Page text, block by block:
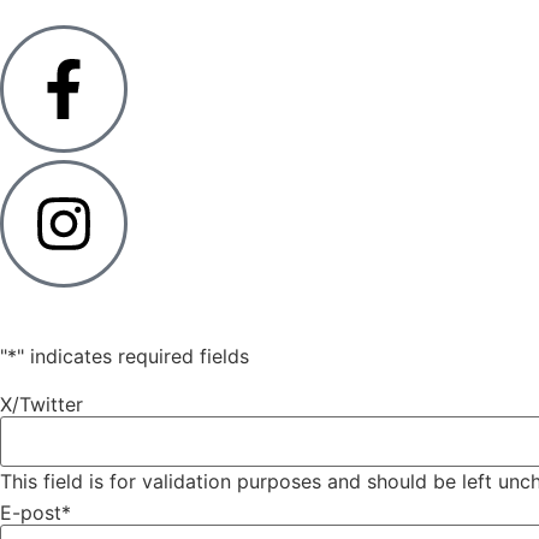
"*" indicates required fields
X/Twitter
This field is for validation purposes and should be left
E-post*